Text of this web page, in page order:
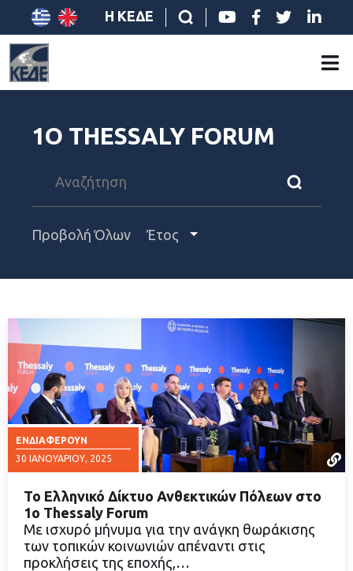
Η ΚΕΔΕ
1Ο THESSALY FORUM
Προβολή Όλων Έτος
ΕΝΔΙΑΦΈΡΟΥΝ
30 ΙΑΝΟΥΑΡΊΟΥ, 2025
ΔΙΑΒΑΣΤΕ ΠΕΡΙΣΣΟΤΕΡΑ
Το Ελληνικό Δίκτυο Ανθεκτικών Πόλεων στο
1ο Thessaly Forum
Με ισχυρό μήνυμα για την ανάγκη θωράκισης
των τοπικών κοινωνιών απέναντι στις
προκλήσεις της εποχής,…